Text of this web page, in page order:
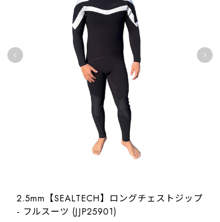
2.5mm【SEALTECH】ロングチェストジップ
- フルスーツ (JJP25901)